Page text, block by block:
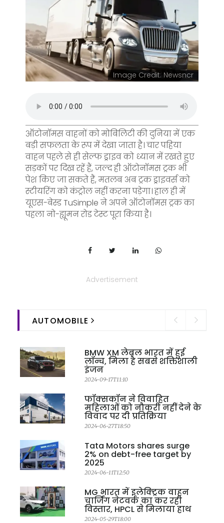
Image Credit: Newsncr
ऑटोनॉमस वाहनों को मोबिलिटी की दुनिया में एक
बड़ी सफलता के रूप में देखा जाता है। चार पहिया
वाहन पहले से ही सेल्फ ड्राइव को ध्यान में रखते हुए
सड़कों पर दिख रहें हैं, जल्द ही ऑटोनॉमस ट्रक भी
पेश किए जा सकते हैं, मतलब अब ट्रक ड्राइवर्स को
स्टीयरिंग को कंट्रोल नहीं करना पड़ेगा। हाल ही में
यूएस-बेस्ड TuSimple ने अपने ऑटोनॉमस ट्रक का
पहला नो-ह्यूमन रोड टेस्ट पूरा किया है।
Advertisement
AUTOMOBILE
BMW XM लेबल भारत में हुई
लॉन्च, मिला है सबसे शक्तिशाली
इंजन
2024-09-17T11:10
फॉक्सकॉन ने विवाहित
महिलाओं को नौकरी नहीं देने के
विवाद पर दी प्रतिक्रिया
2024-06-27T18:50
Tata Motors shares surge
2% on debt-free target by
2025
2024-06-11T12:50
MG भारत में इलेक्ट्रिक वाहन
चार्जिंग नेटवर्क का कर रही
विस्तार, HPCL से मिलाया हाथ
2024-05-29T18:00